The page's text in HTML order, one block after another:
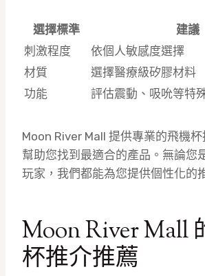
選擇標準
建議
刺激程度
依個人敏感度選擇
材質
選擇醫療級矽膠材料
功能
評估震動、吸吮等特
Moon River Mall 提供專業的飛機杯
幫助您找到最適合的產品。無論您
玩家，我們都能為您提供個性化的
Moon River Mall
杯推介推薦